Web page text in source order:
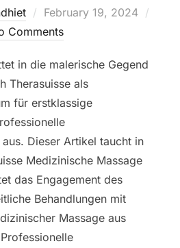
Posted
on
February 19, 2024
Comments
in die malerische Gegend
Therasuisse als
für erstklassige
Dieser Artikel taucht in
Medizinische Massage
das Engagement des
Behandlungen mit
Massage aus